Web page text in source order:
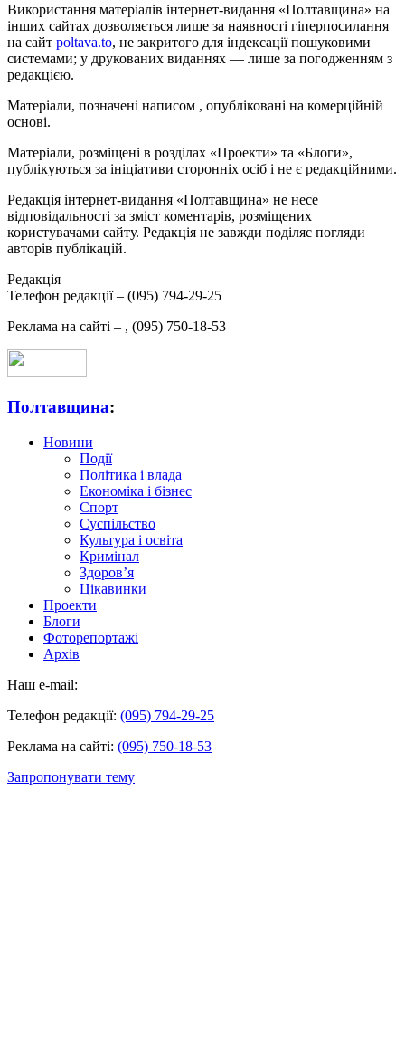
Використання матеріалів інтернет-видання «Полтавщина» на
інших сайтах дозволяється лише за наявності гіперпосилання
на сайт poltava.to, не закритого для індексації пошуковими
системами; у друкованих виданнях — лише за погодженням з
редакцією.
Матеріали, позначені написом , опубліковані на комерційній
основі.
Матеріали, розміщені в розділах «Проекти» та «Блоги»,
публікуються за ініціативи сторонніх осіб і не є редакційними.
Редакція інтернет-видання «Полтавщина» не несе
відповідальності за зміст коментарів, розміщених
користувачами сайту. Редакція не завжди поділяє погляди
авторів публікацій.
Редакція –
Телефон редакції – (095) 794-29-25
Реклама на сайті – , (095) 750-18-53
Полтавщина:
Новини
Події
Політика і влада
Економіка і бізнес
Спорт
Суспільство
Культура і освіта
Кримінал
Здоров’я
Цікавинки
Проекти
Блоги
Фоторепортажі
Архів
Наш e-mail:
Телефон редакції: (095) 794-29-25
Реклама на сайті: (095) 750-18-53
Запропонувати тему